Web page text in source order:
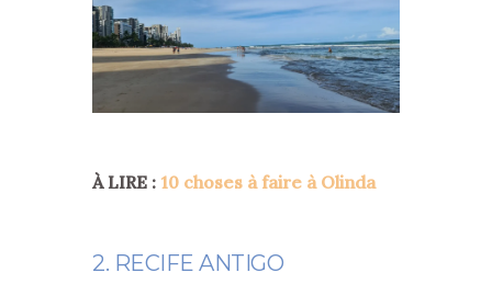
À LIRE : 10 choses à faire à Olinda
2. RECIFE ANTIGO